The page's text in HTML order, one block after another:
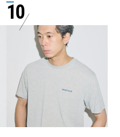
10